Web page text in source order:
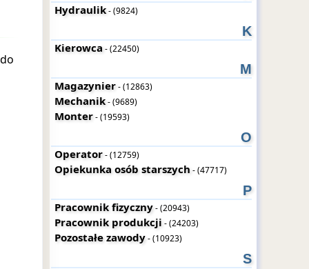
Hydraulik- (9824)
K
Kierowca- (22450)
M
Magazynier- (12863)
Mechanik- (9689)
Monter- (19593)
O
Operator- (12759)
Opiekunka osób starszych - (47717)
P
Pracownik fizyczny- (20943)
Pracownik produkcji - (24203)
Pozostałe zawody- (10923)
S